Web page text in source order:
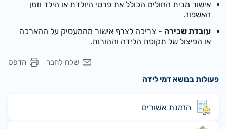
אישור מבית החולים הכולל את פרטי היולדת או הילד וזמן
האשפוז.
עובדת שכירה- צריכה לצרף אישור מהמעסיק על ההארכה
או הפיצול של תקופת הלידה וההורות.
הדפס
שלח לחבר
פעולות בנושא דמי לידה
הזמנת אשורים